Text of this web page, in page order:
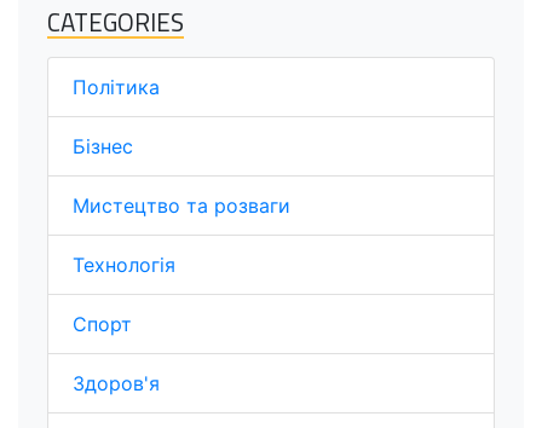
CATEGORIES
Політика
Бізнес
Мистецтво та розваги
Технологія
Спорт
Здоров'я